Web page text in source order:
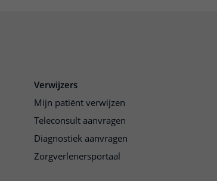
Verwijzers
Mijn patiënt verwijzen
Teleconsult aanvragen
Diagnostiek aanvragen
Zorgverlenersportaal